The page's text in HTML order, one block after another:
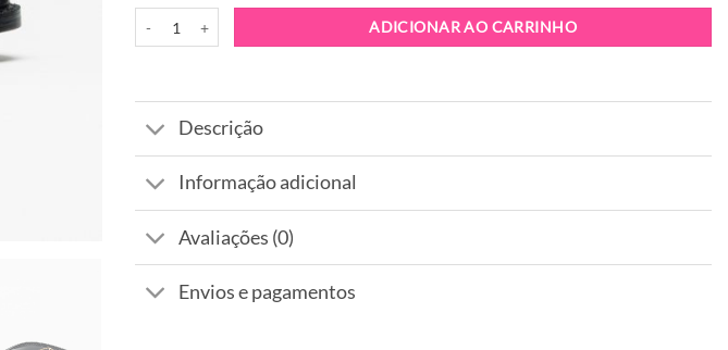
ADICIONAR AO CARRINHO
Descrição
Informação adicional
Avaliações (0)
Envios e pagamentos